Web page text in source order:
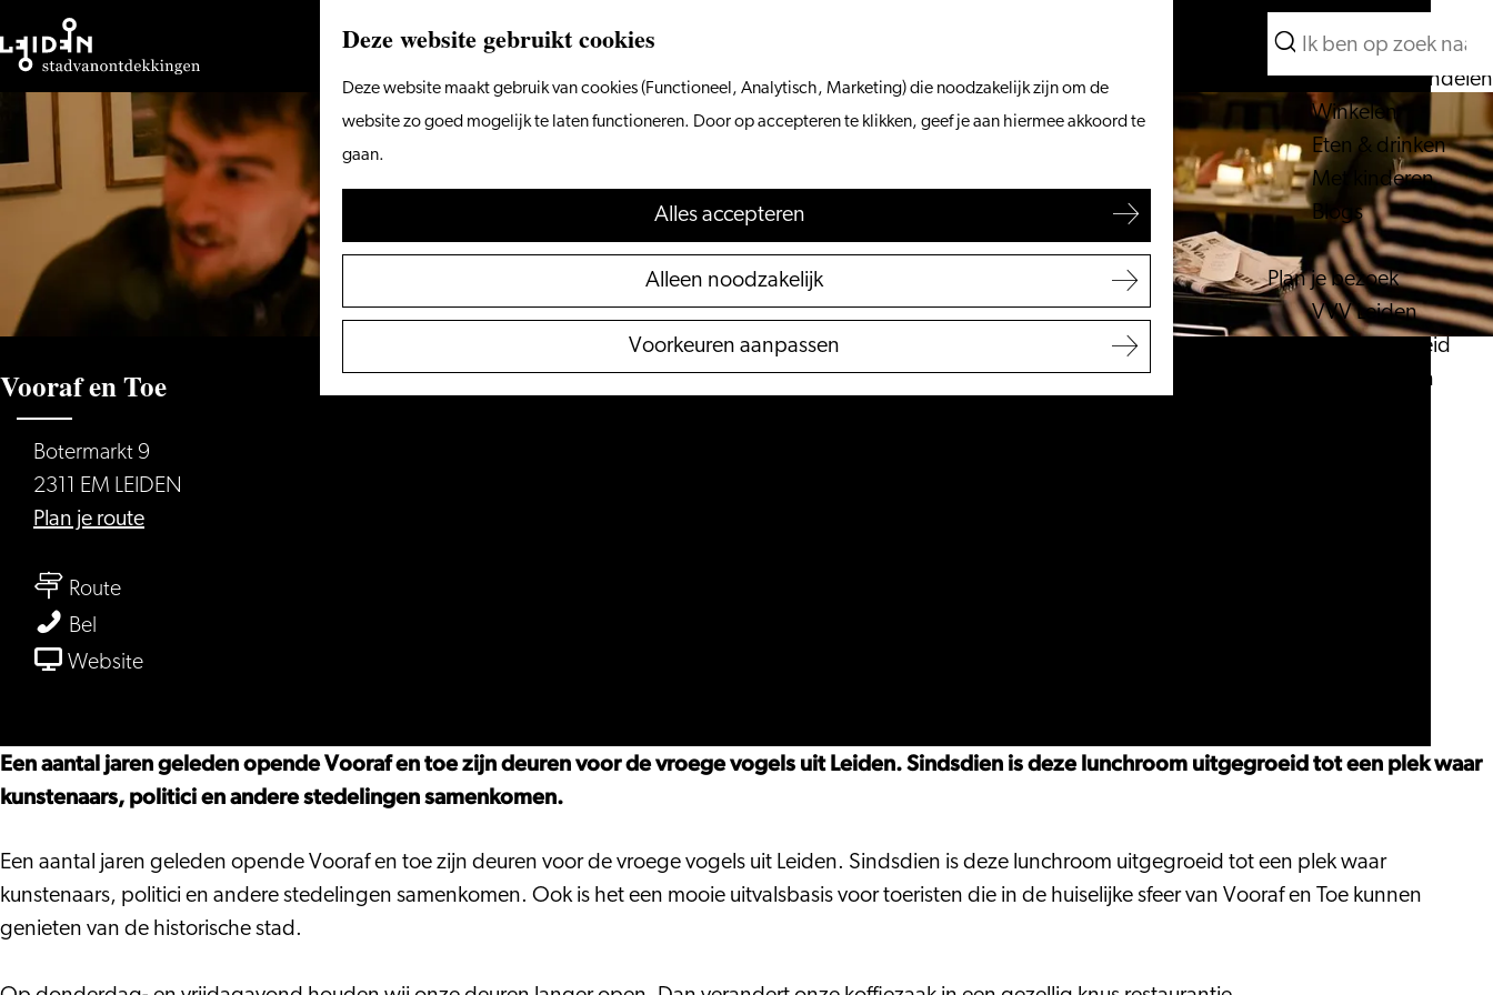
Deze website gebruikt cookies
Deze website maakt gebruik van cookies (Functioneel, Analytisch, Marketing) die noodzakelijk zijn om de
website zo goed mogelijk te laten functioneren. Door op accepteren te klikken, geef je aan hiermee akkoord te
gaan.
Alles accepteren
Alleen noodzakelijk
Voorkeuren aanpassen
Ga
naar
de
homepage
Menu
Zoeken
Wat te doen
Vanaf het water
Fietsen & wandelen
Winkelen
Eten & drinken
Met kinderen
Blogs
Plan je bezoek
VVV Leiden
Bereikbaarheid
Overnachten
Zoeken
Vooraf en Toe
Botermarkt 9
2311 EM LEIDEN
Plan je routenaar
Routenaar
en
Bel
en
Websitevan
Toe
Een aantal jaren geleden opende Vooraf en toe zijn deuren voor de vroege vogels uit Leiden. Sindsdien is deze lunchroom uitgegroeid tot een plek waar
kunstenaars, politici en andere stedelingen samenkomen.
Een aantal jaren geleden opende Vooraf en toe zijn deuren voor de vroege vogels uit Leiden. Sindsdien is deze lunchroom uitgegroeid tot een plek waar
kunstenaars, politici en andere stedelingen samenkomen. Ook is het een mooie uitvalsbasis voor toeristen die in de huiselijke sfeer van Vooraf en Toe kunnen
genieten van de historische stad.